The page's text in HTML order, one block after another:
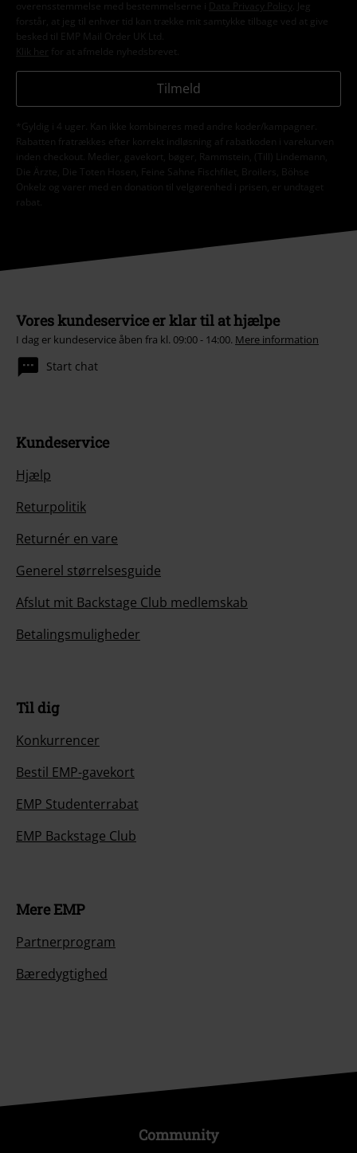
overensstemmelse med bestemmelserne i
Data Privacy Policy
. Jeg
forstår, at jeg til enhver tid kan trække mit samtykke tilbage ved at give
besked til EMP Mail Order UK Ltd.
Klik her
for at afmelde nyhedsbrevet.
Tilmeld
*Gyldig i 4 uger. Kan ikke kombineres med andre koder/kampagner.
Rabatten fratrækkes efter korrekt indløsning af rabatkoden i varekurven
inden checkout. Medier, gavekort, bøger, Rammstein, (Till) Lindemann,
Die Ärzte, Die Toten Hosen, Feine Sahne Fischfilet, Broilers, Böhse
Onkelz og varer med en donation til velgørenhed i prisen, er undtaget
rabat.
Vores kundeservice er klar til at hjælpe
I dag er kundeservice åben fra kl. 09:00 - 14:00. Mere information
Start chat
Kundeservice
Hjælp
Returpolitik
Returnér en vare
Generel størrelsesguide
Afslut mit Backstage Club medlemskab
Betalingsmuligheder
Til dig
Konkurrencer
Bestil EMP-gavekort
EMP Studenterrabat
EMP Backstage Club
Mere EMP
Partnerprogram
Bæredygtighed
Community